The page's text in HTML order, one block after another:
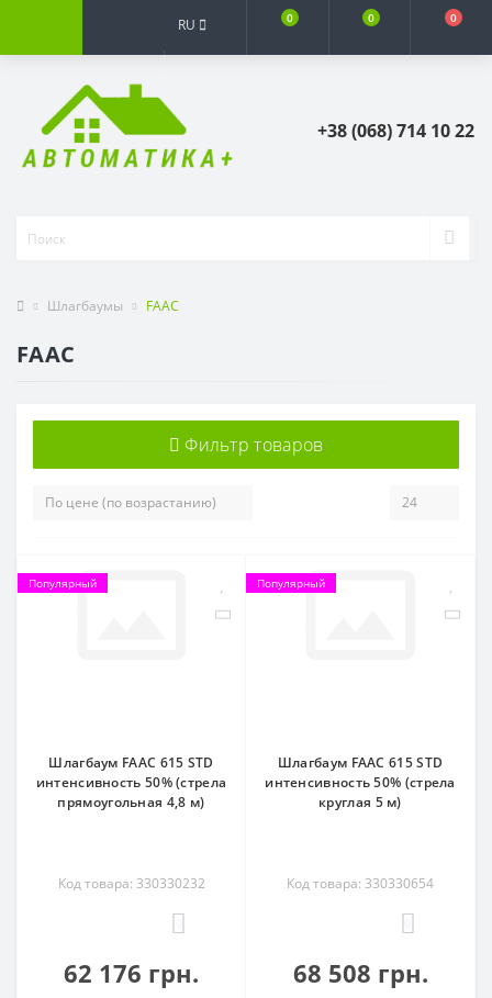
RU 0 0 0
+38 (068) 714 10 22
Шлагбаумы FAAC
FAAC
Фильтр товаров
Популярный
Шлагбаум FAAC 615 STD
интенсивность 50% (стрела
прямоугольная 4,8 м)
Код товара: 330330232
62 176 грн.
Популярный
Шлагбаум FAAC 615 STD
интенсивность 50% (стрела
круглая 5 м)
Код товара: 330330654
68 508 грн.